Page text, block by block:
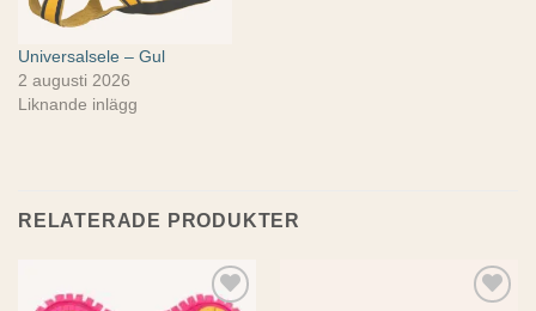
Universalsele – Gul
2 augusti 2026
Liknande inlägg
RELATERADE PRODUKTER